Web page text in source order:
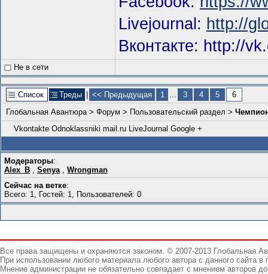
Livejournal: http://
Вконтакте: http://
Не в сети
Список Треды << Предыдущая 1 ... 3 4 5
6
Глобальная Авантюра> Форум > Пользовательский раздел >
Vkontakte Odnoklassniki mail.ru LiveJournal Google +
Модераторы:
Alex_B , Senya, Wrongman
Сейчас на ветке:
Всего: 1, Гостей: 1, Пользователей: 0
Все права защищены и охраняются законом. © 2007-2013 Глобальная
При использовании любого материала любого автора с данного сайта
Мнение администрации не обязательно совпадает с мнением авторов